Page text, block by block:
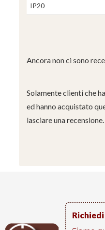
IP20
Ancora non ci sono
Solamente clienti che
ed hanno acquistato
lasciare una recensione.